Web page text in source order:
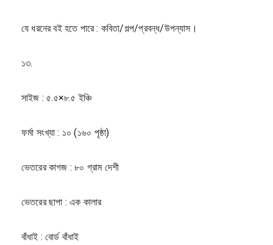
যে ধরনের বই হতে পারে : কবিতা/গল্প/প্রবন্ধ/উপন্যাস।
১৩.
সাইজ : ৫.৫×৮.৫ ইঞ্চি
ফর্মা সংখ্যা : ১০ (১৬০ পৃষ্ঠা)
ভেতরের কাগজ : ৮০ গ্রাম দেশী
ভেতরের ছাপা : এক কালার
বাঁধাই : বোর্ড বাঁধাই